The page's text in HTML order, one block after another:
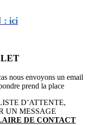
: ici
nous envoyons un email
prend la place
D’ATTENTE,
UN MESSAGE
DE CONTACT